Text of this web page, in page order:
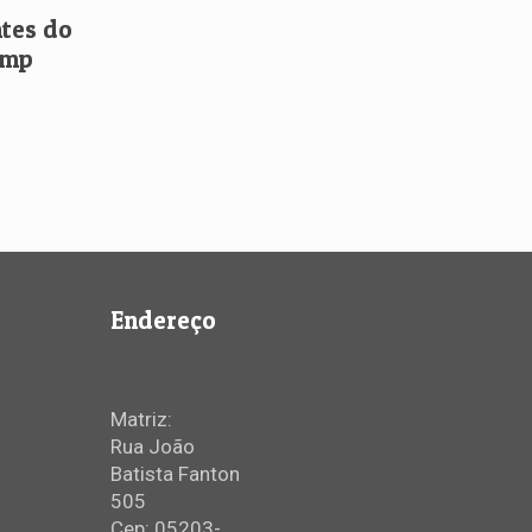
do
Endereço
Matriz:
Rua João
Batista Fanton
505